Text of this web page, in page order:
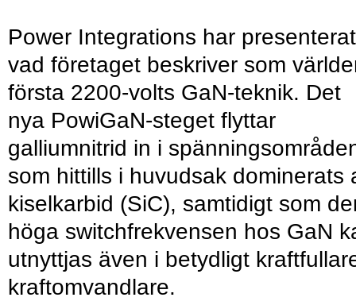
Power Integrations har presenterat
vad företaget beskriver som
första 2200-volts GaN-teknik. Det
nya PowiGaN-steget flyttar
galliumnitrid in i
som hittills i huvudsak dominerats
kiselkarbid (SiC), samtidigt som
höga switchfrekvensen hos GaN
utnyttjas även i betydligt
kraftomvandlare.